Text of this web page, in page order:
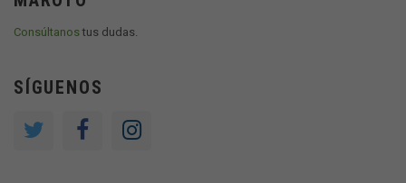
Consúltanostus dudas.
SÍGUENOS